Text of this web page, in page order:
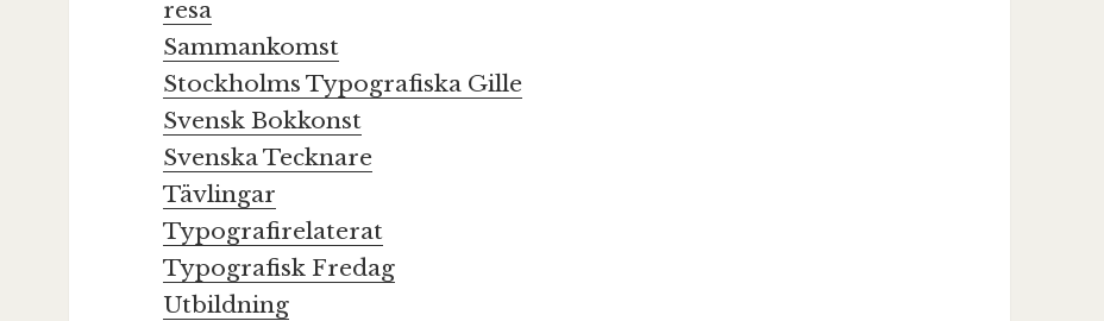
resa
Sammankomst
Stockholms Typografiska Gille
Svensk Bokkonst
Svenska Tecknare
Tävlingar
Typografirelaterat
Typografisk Fredag
Utbildning